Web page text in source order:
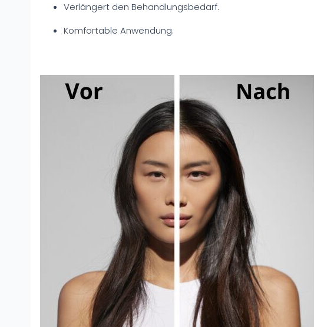
Verlängert den Behandlungsbedarf.
Komfortable Anwendung.